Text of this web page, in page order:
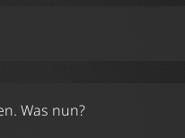
Was nun?